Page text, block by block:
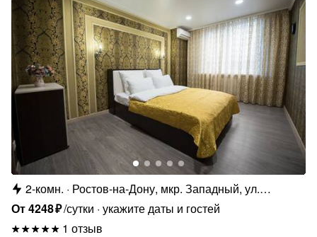
2-комн.
Ростов-на-Дону, мкр. Западный, ул.
Жмайлова, 4Г
От4248₽/сутки укажите даты и гостей
1 отзыв